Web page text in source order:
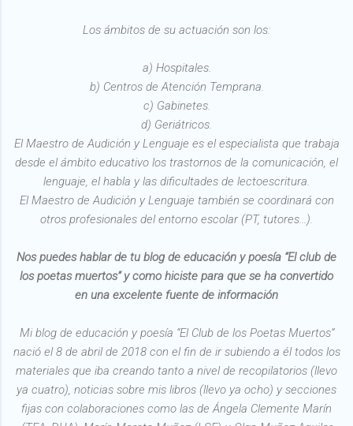
Los ámbitos de su actuación son los:
a) Hospitales.
b) Centros de Atención Temprana.
c) Gabinetes.
d) Geriátricos.
El Maestro de Audición y Lenguaje es el especialista que trabaja
desde el ámbito educativo los trastornos de la comunicación, el
lenguaje, el habla y las dificultades de lectoescritura.
El Maestro de Audición y Lenguaje también se coordinará con
otros profesionales del entorno escolar (PT, tutores...).
Nos puedes hablar de tu blog de educación y poesía “El club de
los poetas muertos” y como hiciste para que se ha convertido
en una excelente fuente de información
Mi blog de educación y poesía “El Club de los Poetas Muertos”
nació el 8 de abril de 2018 con el fin de ir subiendo a él todos los
materiales que iba creando tanto a nivel de recopilatorios (llevo
ya cuatro), noticias sobre mis libros (llevo ya ocho) y secciones
fijas con colaboraciones como las de Ángela Clemente Marín